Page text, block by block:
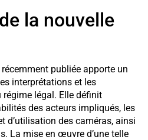
la nouvelle
publiée apporte un
interprétations et les
légal. Elle définit
des acteurs impliqués, les
d’utilisation des caméras, ainsi
La mise en œuvre d’une telle